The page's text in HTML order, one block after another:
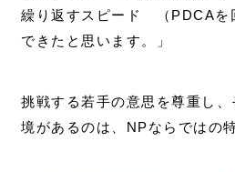
繰り返すスピード （PDCAを
できたと思います。」
挑戦する若手の意思を尊重し
境があるのは、NPならではの